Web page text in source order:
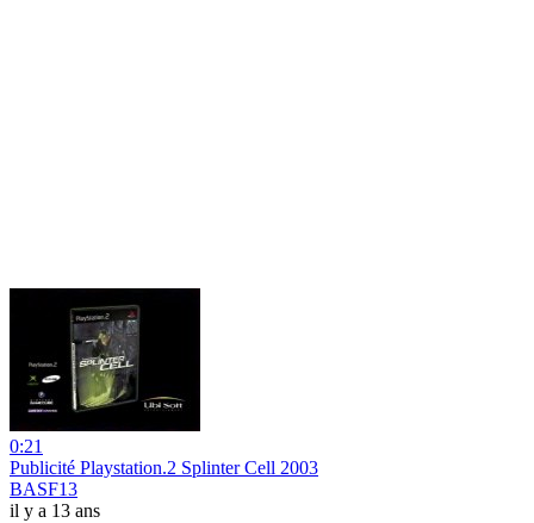
0:21
Publicité Playstation.2 Splinter Cell 2003
BASF13
il y a 13 ans